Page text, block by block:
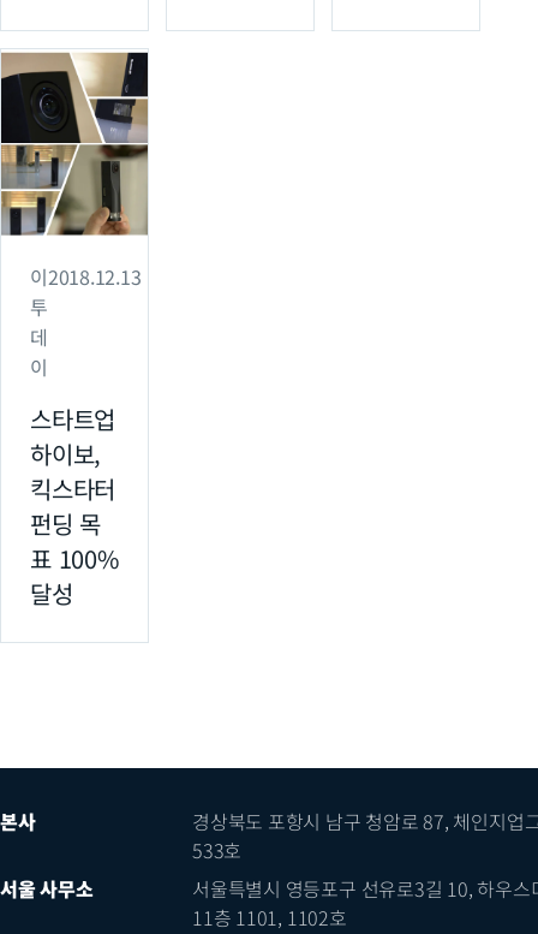
이
투
데
이
2018.12.13
스타트업
하이보,
킥스타터
펀딩 목
표 100%
달성
본사
경상북도 포항시 남구 청암로 87, 체인지업
533호
서울 사무소
서울특별시 영등포구 선유로3길 10, 하우스
11층 1101, 1102호